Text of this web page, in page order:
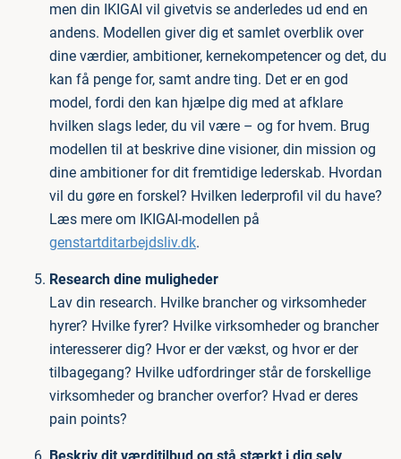
men din IKIGAI vil givetvis se anderledes ud end en
andens. Modellen giver dig et samlet overblik over
dine værdier, ambitioner, kernekompetencer og det, du
kan få penge for, samt andre ting. Det er en god
model, fordi den kan hjælpe dig med at afklare
hvilken slags leder, du vil være – og for hvem. Brug
modellen til at beskrive dine visioner, din mission og
dine ambitioner for dit fremtidige lederskab. Hvordan
vil du gøre en forskel? Hvilken lederprofil vil du have?
Læs mere om IKIGAI-modellen på
genstartditarbejdsliv.dk.
Research dine muligheder
Lav din research. Hvilke brancher og virksomheder
hyrer? Hvilke fyrer? Hvilke virksomheder og brancher
interesserer dig? Hvor er der vækst, og hvor er der
tilbagegang? Hvilke udfordringer står de forskellige
virksomheder og brancher overfor? Hvad er deres
pain points?